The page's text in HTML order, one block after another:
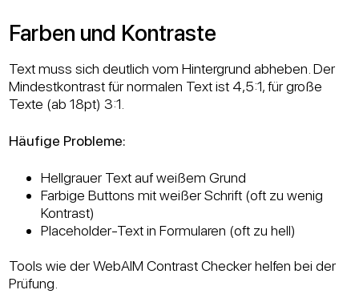
Farben und Kontraste
Text muss sich deutlich vom Hintergrund abheben. Der
Mindestkontrast für normalen Text ist 4,5:1, für große
Texte (ab 18pt) 3:1.
Häufige Probleme:
Hellgrauer Text auf weißem Grund
Farbige Buttons mit weißer Schrift (oft zu wenig
Kontrast)
Placeholder-Text in Formularen (oft zu hell)
Tools wie der WebAIM Contrast Checker helfen bei der
Prüfung.